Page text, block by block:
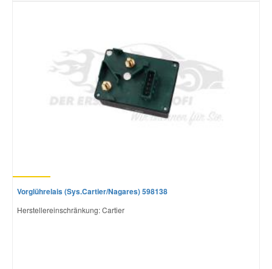
Vorglührelais (Sys.Cartier/Nagares) 598138
Herstellereinschränkung: Cartier